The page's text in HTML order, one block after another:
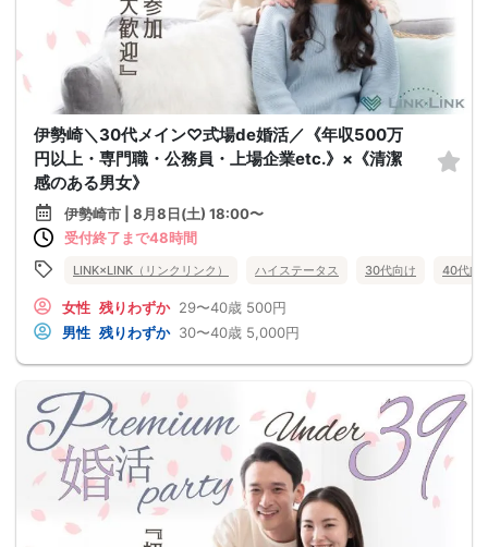
伊勢崎＼30代メイン♡式場de婚活／《年収500万
円以上・専門職・公務員・上場企業etc.》×《清潔
感のある男女》
伊勢崎市 | 8月8日(土) 18:00〜
受付終了まで48時間
LINK×LINK（リンクリンク） ハイステータス 30代向け 40代向
女性 残りわずか 29〜40歳 500円
男性 残りわずか 30〜40歳 5,000円